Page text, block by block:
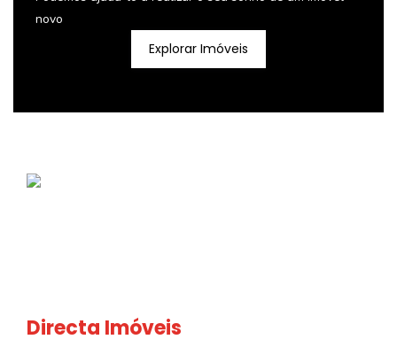
novo
Explorar Imóveis
Directa Imóveis